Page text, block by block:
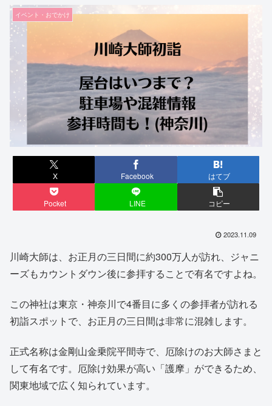
イベント・おでかけ
X Facebook はてブ
Pocket LINE コピー
2023.11.09
川崎大師は、お正月の三日間に約300万人が訪れ、ジャニ
ーズもカウントダウン後に参拝することで有名ですよね。
この神社は東京・神奈川で4番目に多くの参拝者が訪れる
初詣スポットで、お正月の三日間は非常に混雑します。
正式名称は金剛山金乗院平間寺で、厄除けのお大師さまと
して有名です。厄除け効果が高い「護摩」ができるため、
関東地域で広く知られています。